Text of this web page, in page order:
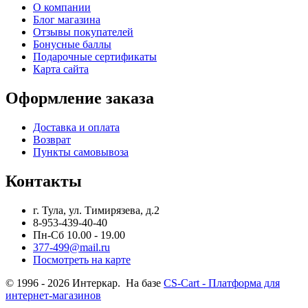
О компании
Блог магазина
Отзывы покупателей
Бонусные баллы
Подарочные сертификаты
Карта сайта
Оформление заказа
Доставка и оплата
Возврат
Пункты самовывоза
Контакты
г. Тула, ул. Тимирязева, д.2
8-953-439-40-40
Пн-Сб 10.00 - 19.00
377-499@mail.ru
Посмотреть на карте
© 1996 - 2026 Интеркар. На базе CS-Cart - Платформа для
интернет-магазинов